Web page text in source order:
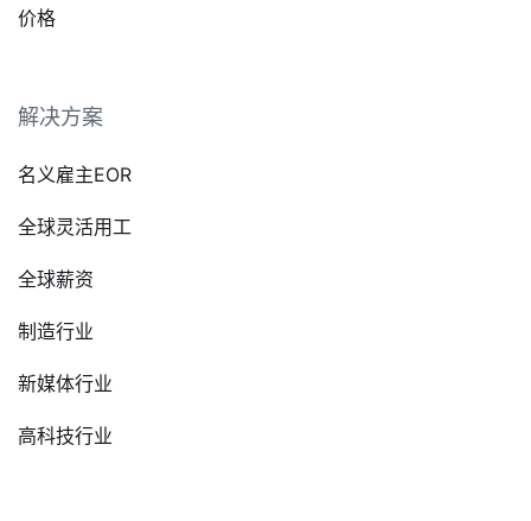
价格
解决方案
名义雇主EOR
全球灵活用工
全球薪资
制造行业
新媒体行业
高科技行业